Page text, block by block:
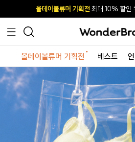
사이즈 무료 교환 서
올데이볼류머 기획전 최대 10% 할인
사이즈 무료 교환 서
올데이볼류머 기획전
올데이볼류머 기획전 베스트